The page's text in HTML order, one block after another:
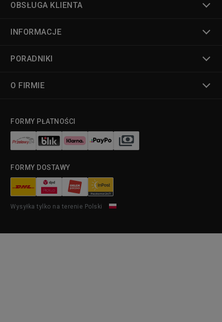
OBSŁUGA KLIENTA
INFORMACJE
PORADNIKI
O FIRMIE
FORMY PŁATNOŚCI
FORMY DOSTAWY
Wysyłka tylko na terenie Polski